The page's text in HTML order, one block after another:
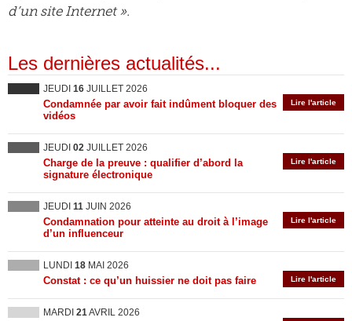
d’un site Internet ».
Les dernières actualités...
JEUDI 16 JUILLET 2026
Lire l'article
Condamnée par avoir fait indûment bloquer des
vidéos
JEUDI 02 JUILLET 2026
Lire l'article
Charge de la preuve : qualifier d’abord la
signature électronique
JEUDI 11 JUIN 2026
Lire l'article
Condamnation pour atteinte au droit à l’image
d’un influenceur
LUNDI 18 MAI 2026
Lire l'article
Constat : ce qu’un huissier ne doit pas faire
MARDI 21AVRIL 2026